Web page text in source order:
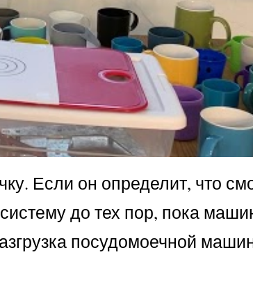
Если он определит, что
до тех пор, пока
посудомоечной